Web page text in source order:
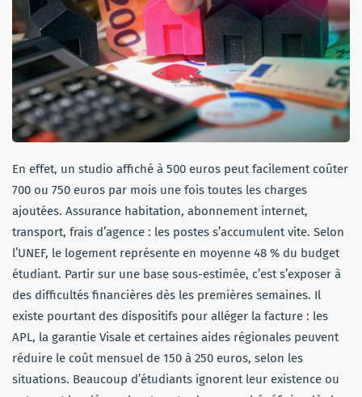
En effet, un studio affiché à 500 euros peut facilement coûter
700 ou 750 euros par mois une fois toutes les charges
ajoutées. Assurance habitation, abonnement internet,
transport, frais d’agence : les postes s’accumulent vite. Selon
l’UNEF, le logement représente en moyenne 48 % du budget
étudiant. Partir sur une base sous-estimée, c’est s’exposer à
des difficultés financières dès les premières semaines. Il
existe pourtant des dispositifs pour alléger la facture : les
APL, la garantie Visale et certaines aides régionales peuvent
réduire le coût mensuel de 150 à 250 euros, selon les
situations. Beaucoup d’étudiants ignorent leur existence ou